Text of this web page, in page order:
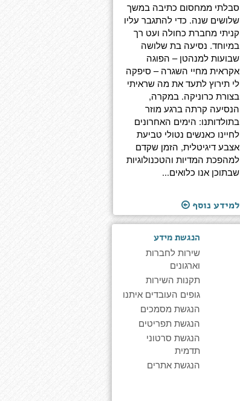
סבלתי ממחסום כתיבה במשך
שלושים שנה. כדי להתגבר עליו
קניתי מחברת כחולה ועט רך
במיוחד. נסיעה בת שלושה
שבועות למנהטן – הפוגה
אקראית מחיי השגרה – סיפקה
לי תירוץ לתעד את מה שראיתי
בצורת כרוניקה. במקרה,
הנסיעה קרתה ברגע מוזר
בתולדותנו: הימים האחרונים
לחיינו כאנשים נטולי טביעת
אצבע דיגיטלית, הזמן שקדם
למהפכת המדיות והטכנולוגיות
שבתוכן אנו כלואים...
למידע נוסף
הנגשת מידע
שירות לחברות
וארגונים
תקנות השירות
גופים העובדים איתנו
הנגשת מסמכים
הנגשת תפריטים
הנגשת סרטוני
תדמית
הנגשת אתרים